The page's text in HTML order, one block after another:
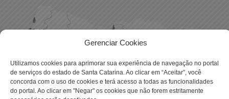
Gerenciar Cookies
Utilizamos cookies para aprimorar sua experiência de navegação no portal
de serviços do estado de Santa Catarina. Ao clicar em “Aceitar”, você
concorda com o uso de cookies e terá acesso a todas as funcionalidades
do portal. Ao clicar em "Negar" os cookies que não forem estritamente